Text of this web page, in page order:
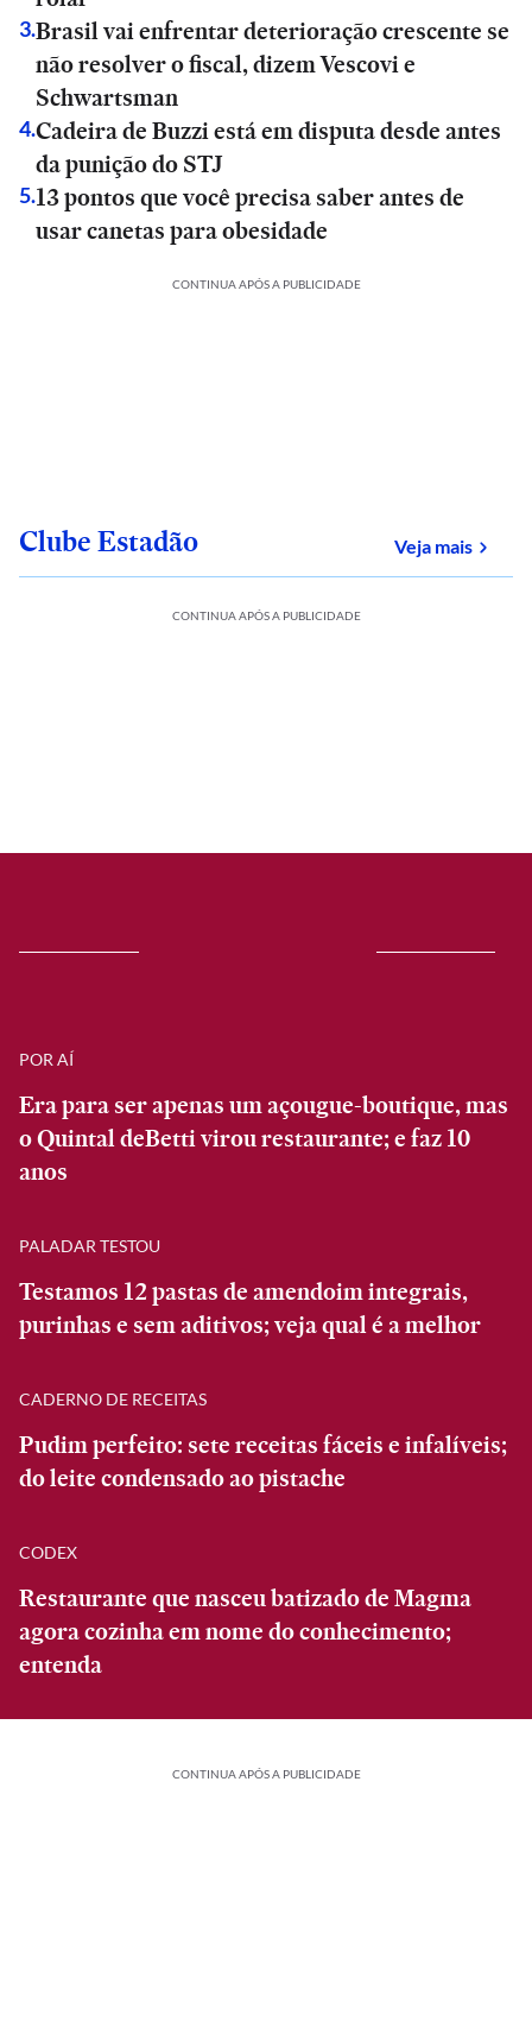
3.Brasil vai enfrentar deterioração crescente se
não resolver o fiscal, dizem Vescovi e
Schwartsman
4.Cadeira de Buzzi está em disputa desde antes
da punição do STJ
5.13 pontos que você precisa saber antes de
usar canetas para obesidade
CONTINUA APÓS A PUBLICIDADE
Clube Estadão Veja maissobre
CONTINUA APÓS A PUBLICIDADE
POR AÍ
Era para ser apenas um açougue-boutique, mas
o Quintal deBetti virou restaurante; e faz 10
anos
PALADAR TESTOU
Testamos 12 pastas de amendoim integrais,
purinhas e sem aditivos; veja qual é a melhor
CADERNO DE RECEITAS
Pudim perfeito: sete receitas fáceis e infalíveis;
do leite condensado ao pistache
CODEX
Restaurante que nasceu batizado de Magma
agora cozinha em nome do conhecimento;
entenda
CONTINUA APÓS A PUBLICIDADE